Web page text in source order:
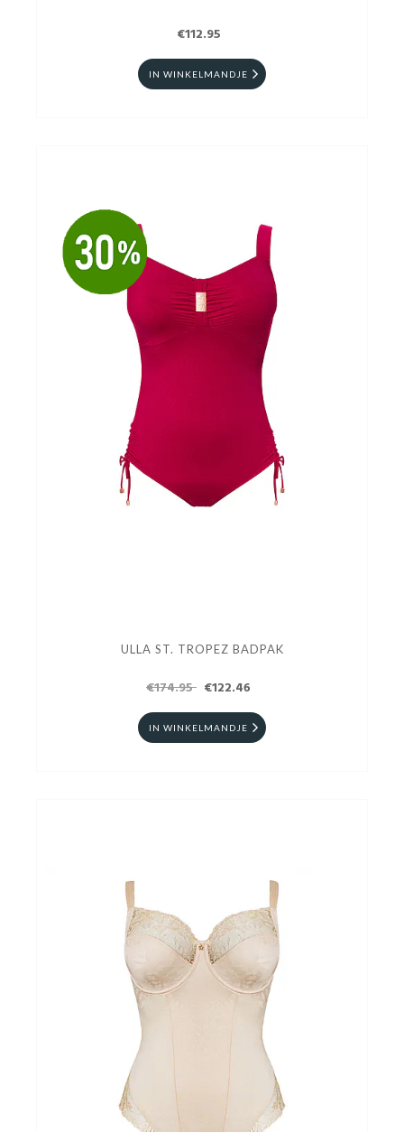
€112.95
IN WINKELMANDJE
ULLA ST. TROPEZ BADPAK
€174.95 €122.46
IN WINKELMANDJE